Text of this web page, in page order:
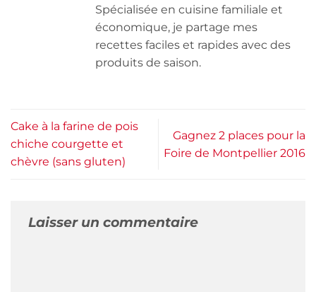
Spécialisée en cuisine familiale et
économique, je partage mes
recettes faciles et rapides avec des
produits de saison.
Cake à la farine de pois
chiche courgette et
chèvre (sans gluten)
Gagnez 2 places pour la
Foire de Montpellier 2016
Laisser un commentaire